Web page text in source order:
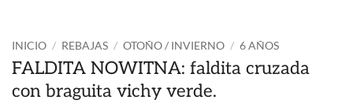
INICIO / REBAJAS / OTOÑO / INVIERNO / 6 AÑOS
FALDITA NOWITNA: faldita cruzada
con braguita vichy verde.